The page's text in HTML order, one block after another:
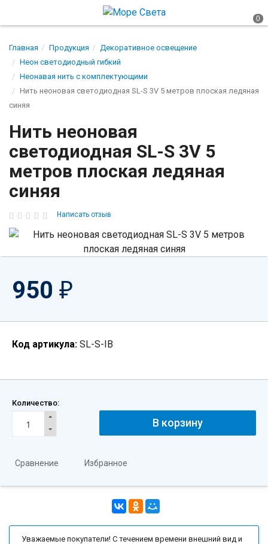
Главная Продукция
Декоративное освещение
Неон светодиодный гибкий
Неонавая нить с комплектующими
Нить неоновая светодиодная SL-S 3V 5 метров плоская ледяная
синяя
Нить неоновая
светодиодная SL-S 3V 5
метров плоская ледяная
синяя
Написать отзыв
950 ₽
Код артикула: SL-S-IB
Количество:
В корзину
Сравнение Избранное
Уважаемые покупатели! С течением времени внешний вид и